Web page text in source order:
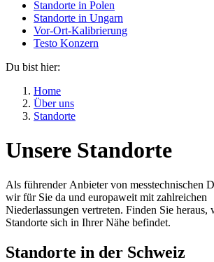
Standorte in Polen
Standorte in Ungarn
Vor-Ort-Kalibrierung
Testo Konzern
Du bist hier:
Home
Über uns
Standorte
Unsere Standorte
Als führender Anbieter von messtechnischen
wir für Sie da und europaweit mit zahlreichen
Niederlassungen vertreten. Finden Sie heraus,
Standorte sich in Ihrer Nähe befindet.
Standorte in der Schweiz